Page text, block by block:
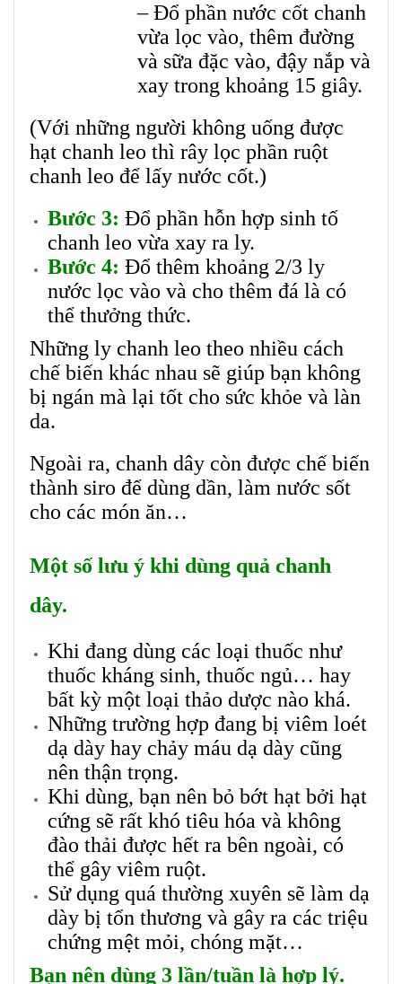
– Đổ phần nước cốt chanh
vừa lọc vào, thêm đường
và sữa đặc vào, đậy nắp và
xay trong khoảng 15 giây.
(Với những người không uống được
hạt chanh leo thì rây lọc phần ruột
chanh leo để lấy nước cốt.)
Bước 3: Đổ phần hỗn hợp sinh tố
chanh leo vừa xay ra ly.
Bước 4: Đổ thêm khoảng 2/3 ly
nước lọc vào và cho thêm đá là có
thể thưởng thức.
Những ly chanh leo theo nhiều cách
chế biến khác nhau sẽ giúp bạn không
bị ngán mà lại tốt cho sức khỏe và làn
da.
Ngoài ra, chanh dây còn được chế biến
thành siro để dùng dần, làm nước sốt
cho các món ăn…
Một số lưu ý khi dùng quả chanh
dây.
Khi đang dùng các loại thuốc như
thuốc kháng sinh, thuốc ngủ… hay
bất kỳ một loại thảo dược nào khá.
Những trường hợp đang bị viêm loét
dạ dày hay chảy máu dạ dày cũng
nên thận trọng.
Khi dùng, bạn nên bỏ bớt hạt bởi hạt
cứng sẽ rất khó tiêu hóa và không
đào thải được hết ra bên ngoài, có
thể gây viêm ruột.
Sử dụng quá thường xuyên sẽ làm dạ
dày bị tổn thương và gây ra các triệu
chứng mệt mỏi, chóng mặt…
Bạn nên dùng 3 lần/tuần là hợp lý.